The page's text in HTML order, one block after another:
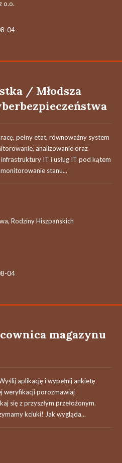
o.o.
04
/ Młodsza
pełny etat, równoważny system
analizowanie oraz
IT i usług IT pod kątem
stanu...
Rodziny Hiszpańskich​
04
magazynu
aplikację i wypełnij ankietę
weryfikacji porozmawiaj
się z przyszłym przełożonym.
kciuki! Jak wygląda...